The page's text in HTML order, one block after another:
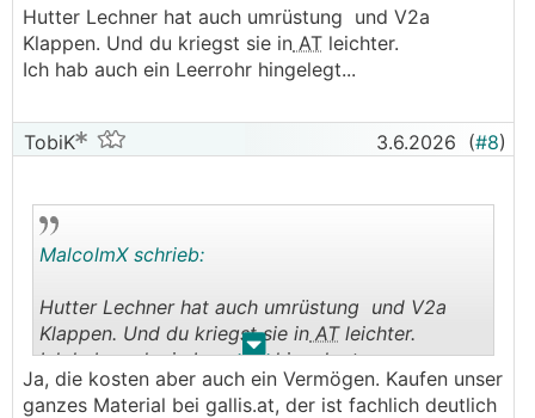
Hutter Lechner hat auch umrüstung und V2a
Klappen. Und du kriegst sie in AT leichter.
Ich hab auch ein Leerrohr hingelegt...
TobiK 3.6.2026 (#8)
. .
MalcolmX schrieb:
Hutter Lechner hat auch umrüstung und V2a
Klappen. Und du kriegst sie in ATleichter.
Ich hab auch ein Leerrohr hingelegt...
Ja, die kosten aber auch ein Vermögen. Kaufen unser
ganzes Material bei gallis.at, der ist fachlich deutlich